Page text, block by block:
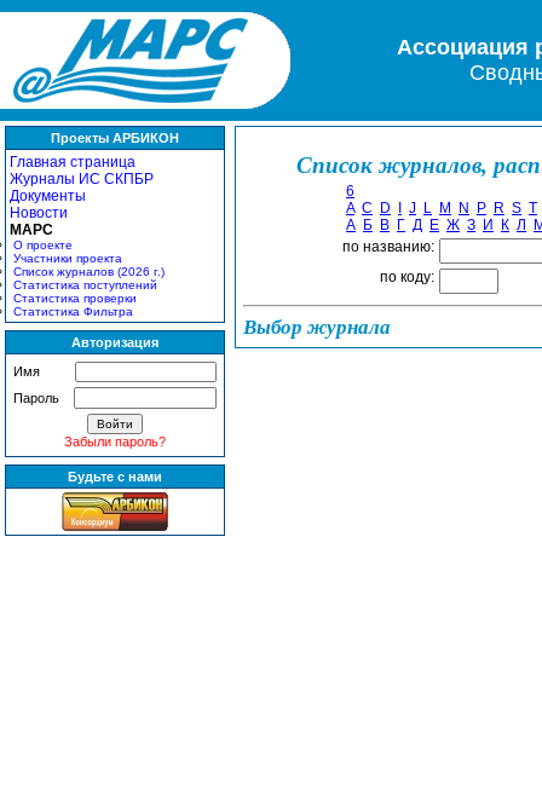
Ассоциация
Проекты АРБИКОН
Главная страница
Журналы ИС СКПБР
Документы
Новости
МАРС
О проекте
Участники проекта
Список журналов (2026 г.)
Статистика поступлений
Статистика проверки
Статистика Фильтра
Авторизация
Имя
Пароль
Забыли пароль?
Будьте с нами
Список журналов,
6
A C D J L M N P R S T
А Б В Г Д Е Ж З И К Л
по названию:
по коду:
Выбор журнала